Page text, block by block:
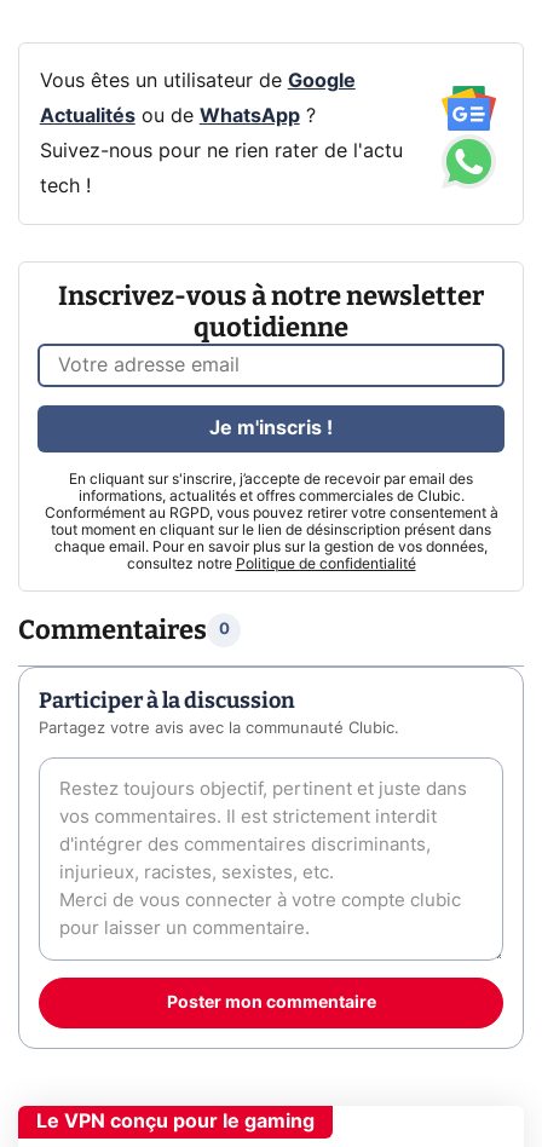
Vous êtes un utilisateur de Google
Actualitésou de WhatsApp?
Suivez-nous pour ne rien rater de l'actu
tech !
Inscrivez-vous à notre newsletter
quotidienne
En cliquant sur s'inscrire, j’accepte de recevoir par email des
informations, actualités et offres commerciales de Clubic.
Conformément au RGPD, vous pouvez retirer votre consentement à
tout moment en cliquant sur le lien de désinscription présent dans
chaque email. Pour en savoir plus sur la gestion de vos données,
consultez notre Politique de confidentialité
Je m'inscris !
Commentaires 0
Participer à la discussion
Partagez votre avis avec la communauté Clubic.
Poster mon commentaire
Le VPN conçu pour le gaming